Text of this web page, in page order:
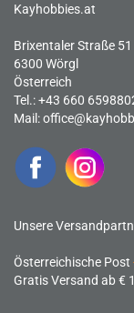
Kayhobbies.at
Brixentaler Straße 51
6300 Wörgl
Österreich
Tel.: +43 660
Mail:
Unsere
Österreichische Post
Gratis Versand ab €